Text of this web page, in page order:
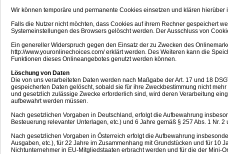
Wir können temporäre und permanente Cookies einsetzen und klären
Falls die Nutzer nicht möchten, dass Cookies auf ihrem Rechner gespeichert
Systemeinstellungen des Browsers gelöscht werden. Der Ausschluss von
Ein genereller Widerspruch gegen den Einsatz der zu Zwecken des
http://www.youronlinechoices.com/ erklärt werden. Des Weiteren kann die
Funktionen dieses Onlineangebotes genutzt werden können.
Löschung von Daten
Die von uns verarbeiteten Daten werden nach Maßgabe der Art. 17 und 18
gespeicherten Daten gelöscht, sobald sie für ihre Zweckbestimmung nicht
und gesetzlich zulässige Zwecke erforderlich sind, wird deren Verarbeitung
aufbewahrt werden müssen.
Nach gesetzlichen Vorgaben in Deutschland, erfolgt die Aufbewahrung
Besteuerung relevanter Unterlagen, etc.) und 6 Jahre gemäß § 257 Abs. 1 Nr.
Nach gesetzlichen Vorgaben in Österreich erfolgt die Aufbewahrung
Ausgaben, etc.), für 22 Jahre im Zusammenhang mit Grundstücken und für
Nichtunternehmer in EU-Mitgliedstaaten erbracht werden und für die der Mini-